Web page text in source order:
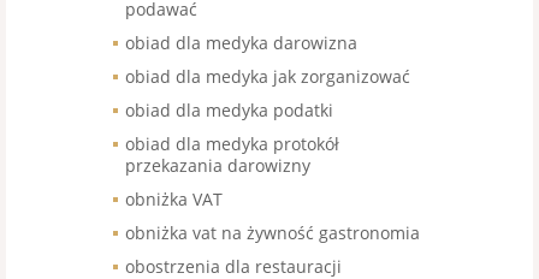
podawać
obiad dla medyka darowizna
obiad dla medyka jak zorganizować
obiad dla medyka podatki
obiad dla medyka protokół
przekazania darowizny
obniżka VAT
obniżka vat na żywność gastronomia
obostrzenia dla restauracji